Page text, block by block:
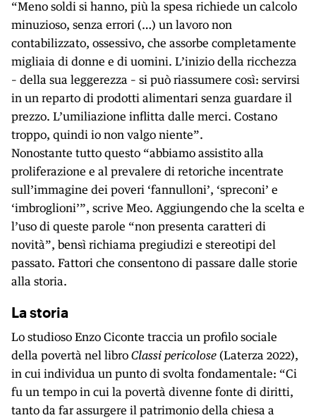
“Meno soldi si hanno, più la spesa richiede un calcolo
minuzioso, senza errori (…) un lavoro non
contabilizzato, ossessivo, che assorbe completamente
migliaia di donne e di uomini. L’inizio della ricchezza
– della sua leggerezza – si può riassumere così: servirsi
in un reparto di prodotti alimentari senza guardare il
prezzo. L’umiliazione inflitta dalle merci. Costano
troppo, quindi io non valgo niente”.
Nonostante tutto questo “abbiamo assistito alla
proliferazione e al prevalere di retoriche incentrate
sull’immagine dei poveri ‘fannulloni’, ‘spreconi’ e
‘imbroglioni’”, scrive Meo. Aggiungendo che la scelta e
l’uso di queste parole “non presenta caratteri di
novità”, bensì richiama pregiudizi e stereotipi del
passato. Fattori che consentono di passare dalle storie
alla storia.
La storia
Lo studioso Enzo Ciconte traccia un profilo sociale
della povertà nel libro Classi pericolose (Laterza 2022),
in cui individua un punto di svolta fondamentale: “Ci
fu un tempo in cui la povertà divenne fonte di diritti,
tanto da far assurgere il patrimonio della chiesa a